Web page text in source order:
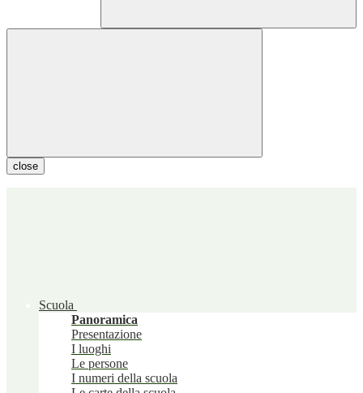
close
Scuola
Panoramica
Presentazione
I luoghi
Le persone
I numeri della scuola